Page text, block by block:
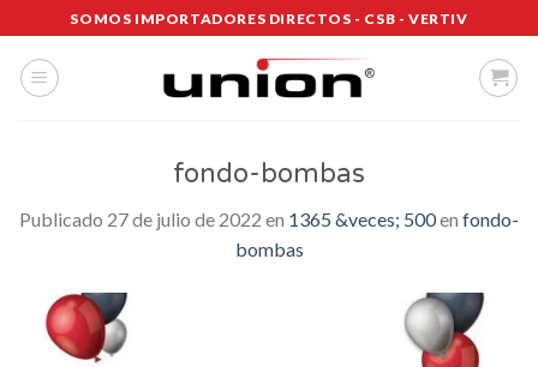
al
contenido
SOMOS IMPORTADORES DIRECTOS - CSB - VERTIV
fondo-bombas
Publicado 27 de julio de 2022 en 1365 &veces; 500en fondo-
bombas